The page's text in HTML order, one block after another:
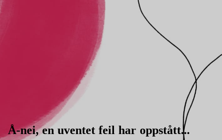
Å-nei, en uventet feil har oppstått...